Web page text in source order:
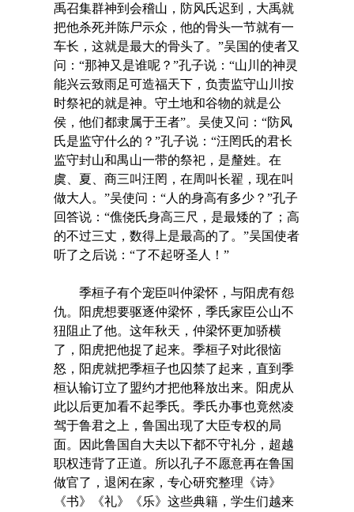
禹召集群神到会稽山，防风氏迟到，大禹就
把他杀死并陈尸示众，他的骨头一节就有一
车长，这就是最大的骨头了。”吴国的使者又
问：“那神又是谁呢？”孔子说：“山川的神灵
能兴云致雨足可造福天下，负责监守山川按
时祭祀的就是神。守土地和谷物的就是公
侯，他们都隶属于王者”。吴使又问：“防风
氏是监守什么的？”孔子说：“汪罔氏的君长
监守封山和禺山一带的祭祀，是釐姓。在
虞、夏、商三叫汪罔，在周叫长翟，现在叫
做大人。”吴使问：“人的身高有多少？”孔子
回答说：“僬侥氏身高三尺，是最矮的了；高
的不过三丈，数得上是最高的了。”吴国使者
听了之后说：“了不起呀圣人！”
季桓子有个宠臣叫仲梁怀，与阳虎有怨
仇。阳虎想要驱逐仲梁怀，季氏家臣公山不
狃阻止了他。这年秋天，仲梁怀更加骄横
了，阳虎把他捉了起来。季桓子对此很恼
怒，阳虎就把季桓子也囚禁了起来，直到季
桓认输订立了盟约才把他释放出来。阳虎从
此以后更加看不起季氏。季氏办事也竟然凌
驾于鲁君之上，鲁国出现了大臣专权的局
面。因此鲁国自大夫以下都不守礼分，超越
职权违背了正道。所以孔子不愿意再在鲁国
做官了，退闲在家，专心研究整理《诗》
《书》《礼》《乐》这些典籍，学生们越来